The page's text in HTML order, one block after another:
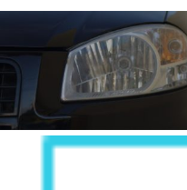
Quis autem vel eum